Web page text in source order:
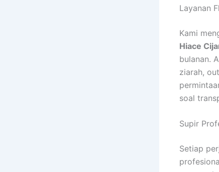
Layanan
Kami
Hiace
bulanan.
ziarah,
soal
Supir
Setiap